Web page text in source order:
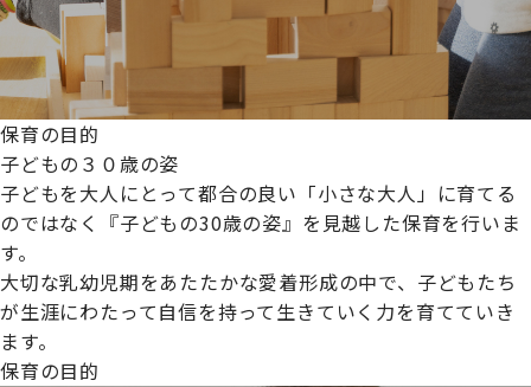
プライムスターほいくえんグループは女性が安心して働き
続けられる環境づくりに取り組んでおり、厚生労働省の
【えるぼし認定(☆☆)】
保育の目的
子どもの３０歳の姿
子どもを大人にとって都合の良い「小さな大人」に育てる
のではなく『子どもの30歳の姿』を見越した保育を行いま
す。
大切な乳幼児期をあたたかな愛着形成の中で、子どもたち
が生涯にわたって自信を持って生きていく力を育てていき
ます。
保育の目的